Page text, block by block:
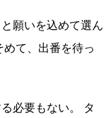
願いを込めて選ん
て、出番を待っ
必要もない。 タ